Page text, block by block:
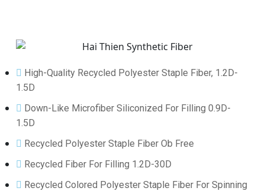
High-Quality Recycled Polyester Staple Fiber, 1.2D-
1.5D
Down-Like Microfiber Siliconized For Filling 0.9D-
1.5D
Recycled Polyester Staple Fiber Ob Free
Recycled Fiber For Filling 1.2D-30D
Recycled Colored Polyester Staple Fiber For Spinning